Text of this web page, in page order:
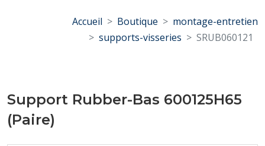
Accueil Boutique
montage-entretien
supports-visseries
SRUB060121
Support Rubber-Bas 600125H65
(Paire)